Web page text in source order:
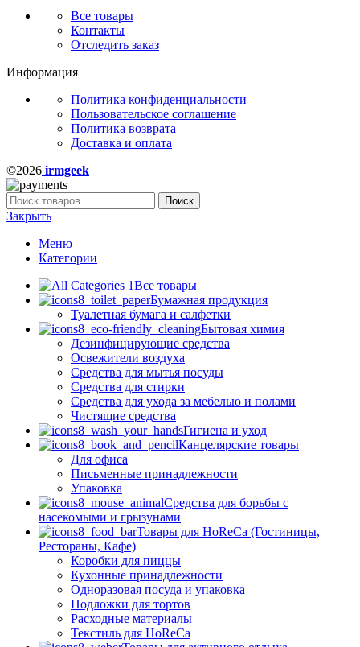
Все товары
Контакты
Отследить заказ
Информация
Политика конфиденциальности
Пользовательское соглашение
Политика возврата
Доставка и оплата
©2026 irmgeek
Поиск
Закрыть
Меню
Категории
Все товары
Бумажная продукция
Туалетная бумага и салфетки
Бытовая химия
Дезинфицирующие средства
Освежители воздуха
Средства для мытья посуды
Средства для стирки
Средства для ухода за мебелью и полами
Чистящие средства
Гигиена и уход
Канцелярские товары
Для офиса
Письменные принадлежности
Упаковка
Средства для борьбы с
насекомыми и грызунами
Товары для HoReCa (Гостиницы,
Рестораны, Кафе)
Коробки для пиццы
Кухонные принадлежности
Одноразовая посуда и упаковка
Подложки для тортов
Расходные материалы
Текстиль для HoReCa